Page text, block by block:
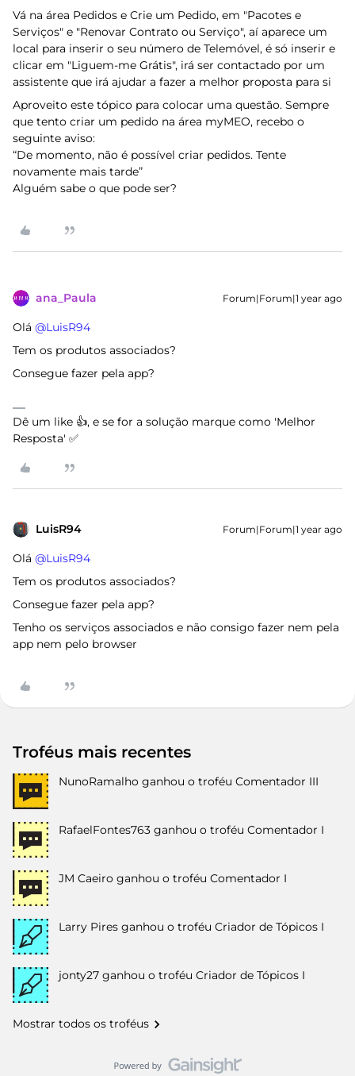
Vá na área Pedidos e Crie um Pedido, em "Pacotes e
Serviços" e "Renovar Contrato ou Serviço", aí aparece um
local para inserir o seu número de Telemóvel, é só inserir e
clicar em "Liguem-me Grátis", irá ser contactado por um
assistente que irá ajudar a fazer a melhor proposta para si
Aproveito este tópico para colocar uma questão. Sempre
que tento criar um pedido na área myMEO, recebo o
seguinte aviso:
“De momento, não é possível criar pedidos. Tente
novamente mais tarde”
Alguém sabe o que pode ser?
ana_Paula Forum|Forum|1 year ago
Olá ​ @LuisR94
Tem os produtos associados?
Consegue fazer pela app?
Dê um like 👍, e se for a solução marque como 'Melhor
Resposta' ✅
LuisR94 Forum|Forum|1 year ago
Olá ​ @LuisR94
Tem os produtos associados?
Consegue fazer pela app?
Tenho os serviços associados e não consigo fazer nem pela
app nem pelo browser
Troféus mais recentes
NunoRamalho ganhou o troféu Comentador III
RafaelFontes763 ganhou o troféu Comentador I
JM Caeiro ganhou o troféu Comentador I
Larry Pires ganhou o troféu Criador de Tópicos I
jonty27 ganhou o troféu Criador de Tópicos I
Mostrar todos os troféus